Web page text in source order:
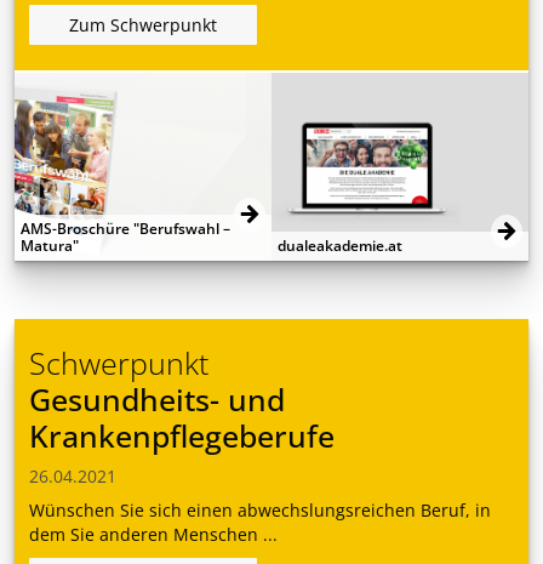
Zum Schwerpunkt
AMS-Broschüre "Berufswahl –
Matura"
dualeakademie.at
Schwerpunkt
Gesundheits- und
Krankenpflegeberufe
26.04.2021
Wünschen Sie sich einen abwechslungsreichen Beruf, in
dem Sie anderen Menschen ...